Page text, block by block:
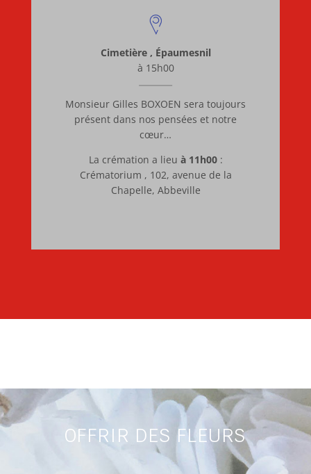
Cimetière , Épaumesnil
à 15h00
Monsieur Gilles BOXOEN sera toujours
présent dans nos pensées et notre
cœur…
La crémation a lieu à 11h00:
Crématorium , 102, avenue de la
Chapelle, Abbeville
OFFRIR DES FLEURS